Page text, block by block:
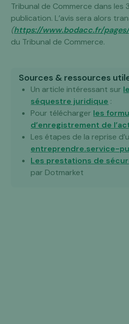
Tribunal de Commerce dans les
publication. L’avis sera alors
(https://www.bodacc.fr/
du Tribunal de Commerce.
Sources & ressources
Un article intéressant sur
séquestre juridique :
Pour télécharger les
d’enregistrement de
Les étapes de la reprise
entreprendre.service-
Les prestations de
par Dotmarket